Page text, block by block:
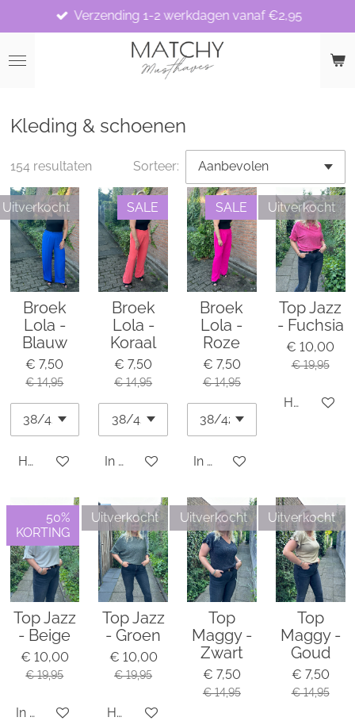
direct
naar
Verzending 1-2 werkdagen vanaf €2,95
Kleding & schoenen
154 resultaten Sorteer:
Uitverkocht
Broek
Lola -
Blauw
€ 7,50
€ 14,95
Houd mij op de hoogte
SALE
Broek
Lola -
Koraal
€ 7,50
€ 14,95
In winkelwagen
SALE
Broek
Lola -
Roze
€ 7,50
€ 14,95
In winkelwagen
Uitverkocht
Top Jazz
- Fuchsia
€ 10,00
€ 19,95
Houd mij
50%
KORTING
Top Jazz
- Beige
€ 10,00
€ 19,95
In winkelwagen
Uitverkocht
Top Jazz
- Groen
€ 10,00
€ 19,95
Houd mij op de hoogte
Uitverkocht
Top
Maggy -
Zwart
€ 7,50
€ 14,95
Uitverkocht
Top
Maggy -
Goud
€ 7,50
€ 14,95